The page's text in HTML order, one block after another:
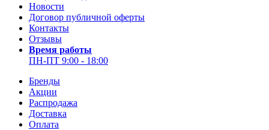
Новости
Договор публичной оферты
Контакты
Отзывы
Время работы
ПН-ПТ 9:00 - 18:00
Бренды
Акции
Распродажа
Доставка
Оплата